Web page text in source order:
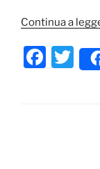
Continua a
F
T
w